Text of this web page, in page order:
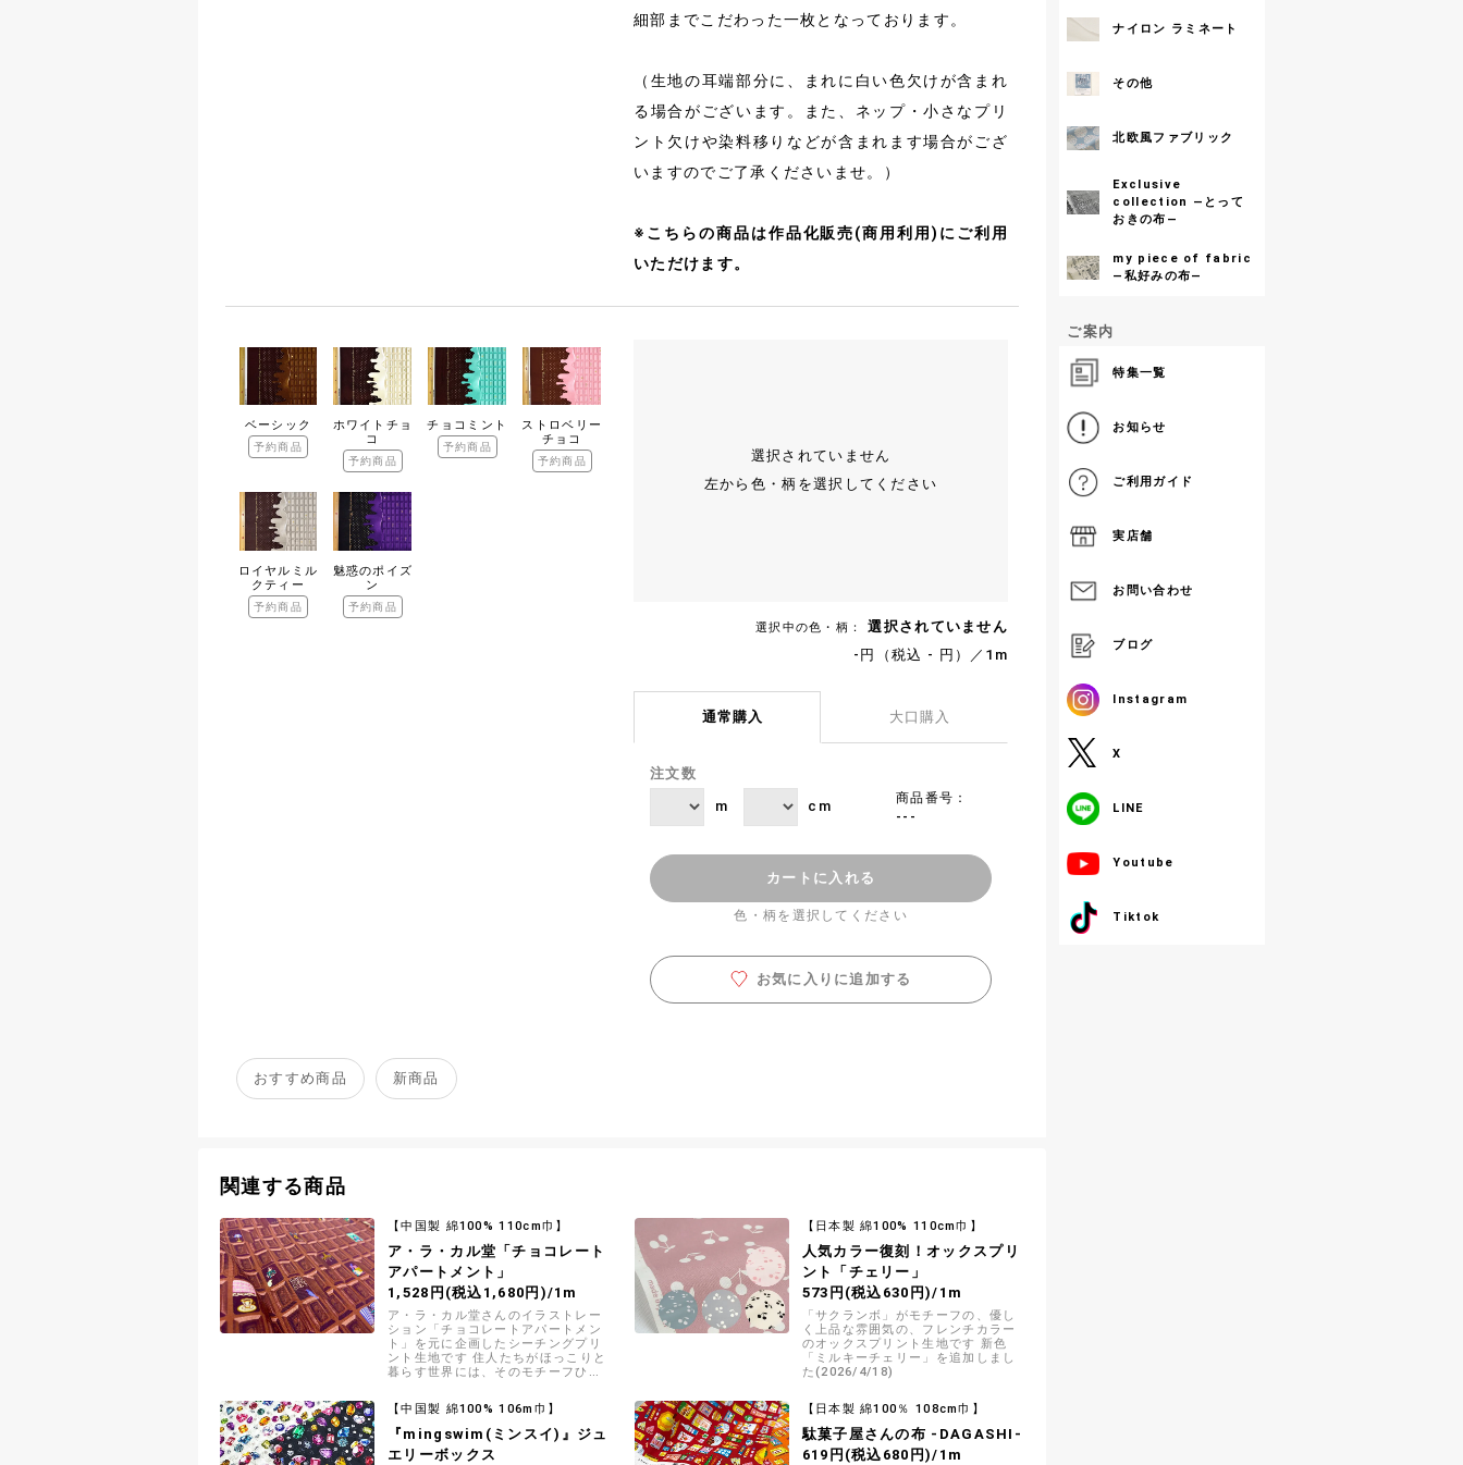
細部までこだわった一枚となっております。
（生地の耳端部分に、まれに白い色欠けが含まれ
る場合がございます。また、ネップ・小さなプリ
ント欠けや染料移りなどが含まれます場合がござ
いますのでご了承くださいませ。）
※こちらの商品は作品化販売(商用利用)にご利用
いただけます。
ベーシック
予約商品
ホワイトチョ
コ
予約商品
チョコミント
予約商品
ストロベリー
チョコ
予約商品
ロイヤルミル
クティー
予約商品
魅惑のポイズ
ン
予約商品
選択されていません
左から色・柄を選択してください
選択中の色・柄：
選択されていません
-円（税込 - 円）／1m
通常購入 大口購入
注文数
m cm
商品番号：
---
カートに入れる
色・柄を選択してください
お気に入りに追加する
おすすめ商品 新商品
関連する商品
【中国製 綿100% 110cm巾】
ア・ラ・カル堂「チョコレート
アパートメント」
1,528円(税込1,680円)/1m
ア・ラ・カル堂さんのイラストレー
ション「チョコレートアパートメン
ト」を元に企画したシーチングプリ
ント生地です 住人たちがほっこりと
暮らす世界には、そのモチーフひと
います
【日本製 綿100% 110cm巾】
人気カラー復刻！オックスプリ
ント「チェリー」
573円(税込630円)/1m
「サクランボ」がモチーフの、優し
く上品な雰囲気の、フレンチカラー
のオックスプリント生地です 新色
「ミルキーチェリー」を追加しまし
た(2026/4/18)
【中国製 綿100% 106m巾】
『mingswim(ミンスイ)』ジュ
エリーボックス
【日本製 綿100％ 108cm巾】
駄菓子屋さんの布 -DAGASHI-
619円(税込680円)/1m
ナイロン ラミネート
その他
北欧風ファブリック
Exclusive
collection ―とって
おきの布―
my piece of fabric
―私好みの布―
ご案内
特集一覧
お知らせ
ご利用ガイド
実店舗
お問い合わせ
ブログ
Instagram
X
LINE
Youtube
Tiktok